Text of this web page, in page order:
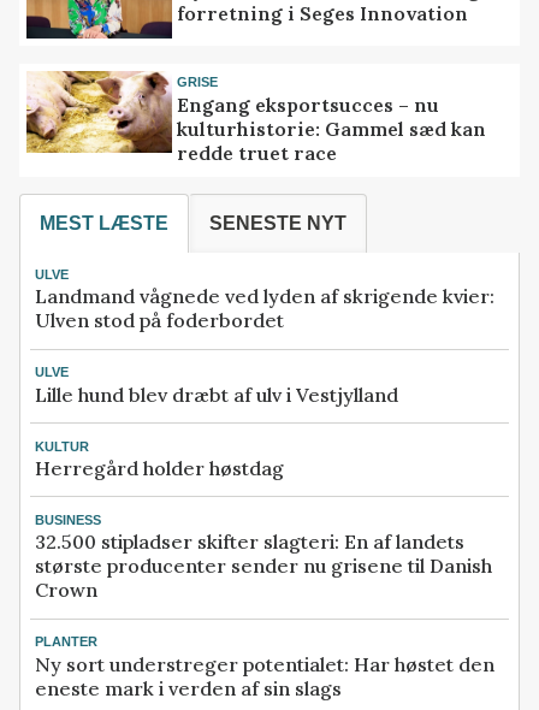
forretning i Seges Innovation
GRISE
Engang eksportsucces – nu
kulturhistorie: Gammel sæd kan
redde truet race
MEST LÆSTE SENESTE NYT
ULVE
Landmand vågnede ved lyden af skrigende kvier:
Ulven stod på foderbordet
ULVE
Lille hund blev dræbt af ulv i Vestjylland
KULTUR
Herregård holder høstdag
BUSINESS
32.500 stipladser skifter slagteri: En af landets
største producenter sender nu grisene til Danish
Crown
PLANTER
Ny sort understreger potentialet: Har høstet den
eneste mark i verden af sin slags